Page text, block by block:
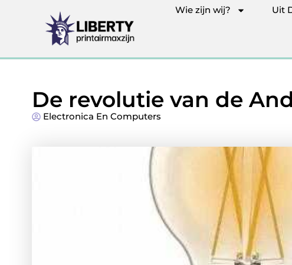
Wie zijn wij? Uit
De revolutie van de
Electronica En Computers